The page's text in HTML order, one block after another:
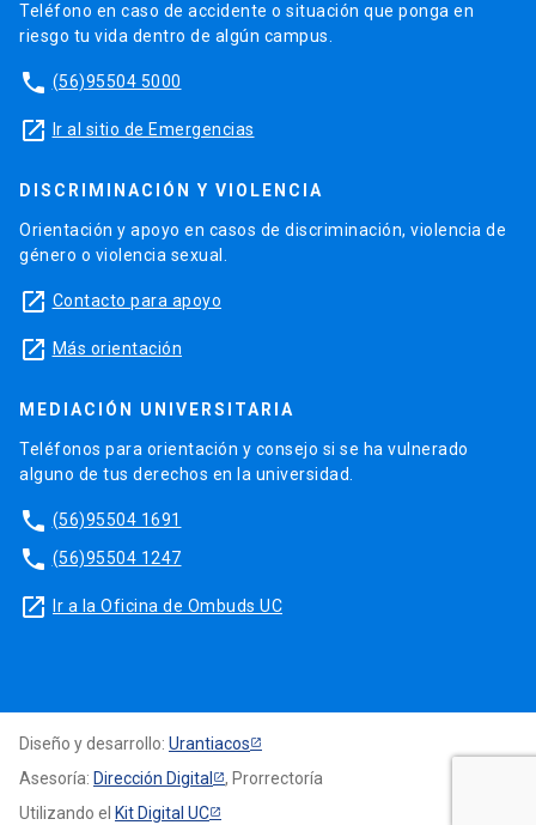
Teléfono en caso de accidente o situación que ponga en
riesgo tu vida dentro de algún campus.
phone (56)95504 5000
launch Ir al sitio de Emergencias
DISCRIMINACIÓN Y VIOLENCIA
Orientación y apoyo en casos de discriminación, violencia de
género o violencia sexual.
launch Contacto para apoyo
launch Más orientación
MEDIACIÓN UNIVERSITARIA
Teléfonos para orientación y consejo si se ha vulnerado
alguno de tus derechos en la universidad.
phone (56)95504 1691
phone (56)95504 1247
launch Ir a la Oficina de Ombuds UC
Diseño y desarrollo: Urantiacos
Asesoría: Dirección Digital
, Prorrectoría
Utilizando el Kit Digital UC